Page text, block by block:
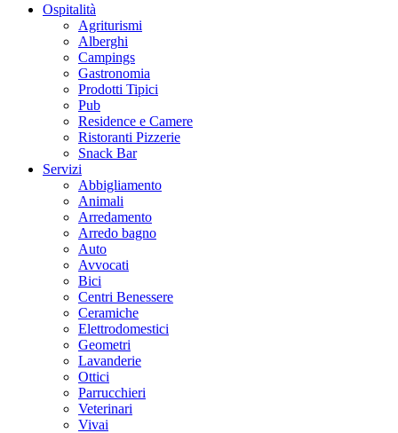
Ospitalità
Agriturismi
Alberghi
Campings
Gastronomia
Prodotti Tipici
Pub
Residence e Camere
Ristoranti Pizzerie
Snack Bar
Servizi
Abbigliamento
Animali
Arredamento
Arredo bagno
Auto
Avvocati
Bici
Centri Benessere
Ceramiche
Elettrodomestici
Geometri
Lavanderie
Ottici
Parrucchieri
Veterinari
Vivai